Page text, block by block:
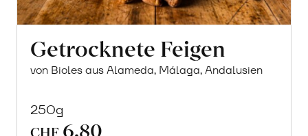
Getrocknete Feigen
von Bioles aus Alameda, Málaga, Andalusien
250g
CHF 6.80